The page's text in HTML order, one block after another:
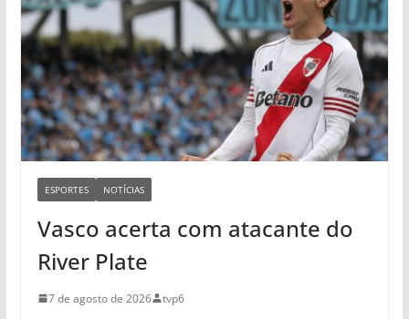
ESPORTES NOTÍCIAS
Vasco acerta com atacante do
River Plate
7 de agosto de 2026 tvp6